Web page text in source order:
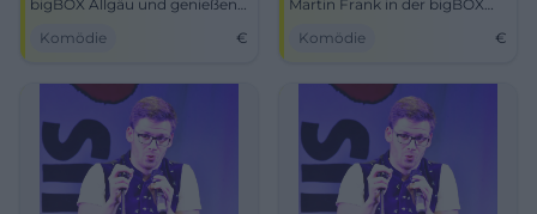
bigBOX Allgäu und genießen
Komödie
€
Martin Frank in der bigBOX
Komödie
€